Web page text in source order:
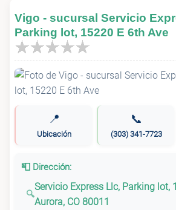
Vigo - sucursal Servicio
Parking lot, 15220 E 6th Ave
📍
Ubicación
📞
(303) 341-7723
📮 Dirección:
Servicio Express Llc, Parking lot,
Aurora, CO 80011